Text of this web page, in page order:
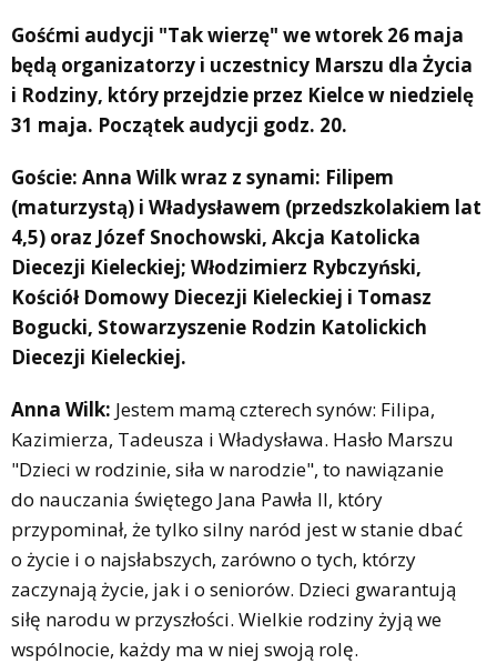
Gośćmi audycji "Tak wierzę" we wtorek 26 maja
będą organizatorzy i uczestnicy Marszu dla Życia
i Rodziny, który przejdzie przez Kielce w niedzielę
31 maja. Początek audycji godz. 20.
Goście: Anna Wilk wraz z synami: Filipem
(maturzystą) i Władysławem (przedszkolakiem lat
4,5) oraz Józef Snochowski, Akcja Katolicka
Diecezji Kieleckiej; Włodzimierz Rybczyński,
Kościół Domowy Diecezji Kieleckiej i Tomasz
Bogucki, Stowarzyszenie Rodzin Katolickich
Diecezji Kieleckiej.
Anna Wilk: Jestem mamą czterech synów: Filipa,
Kazimierza, Tadeusza i Władysława. Hasło Marszu
"Dzieci w rodzinie, siła w narodzie", to nawiązanie
do nauczania świętego Jana Pawła II, który
przypominał, że tylko silny naród jest w stanie dbać
o życie i o najsłabszych, zarówno o tych, którzy
zaczynają życie, jak i o seniorów. Dzieci gwarantują
siłę narodu w przyszłości. Wielkie rodziny żyją we
wspólnocie, każdy ma w niej swoją rolę.